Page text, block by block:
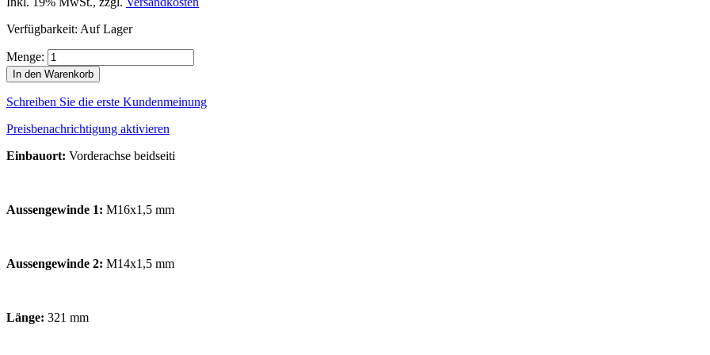
Verfügbarkeit: Auf Lager
Menge:
In den Warenkorb
Schreiben Sie die erste Kundenmeinung
Preisbenachrichtigung aktivieren
Einbauort: Vorderachse beidseiti
Aussengewinde 1: M16x1,5 mm
Aussengewinde 2: M14x1,5 mm
Länge: 321 mm